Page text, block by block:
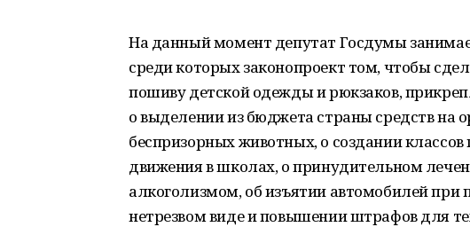
На данный момент депутат Госдумы
среди которых законопроект том, чтобы
пошиву детской одежды и рюкзаков,
о выделении из бюджета страны средств на
беспризорных животных, о создании
движения в школах, о принудительном
алкоголизмом, об изъятии автомобилей
нетрезвом виде и повышении штрафов для